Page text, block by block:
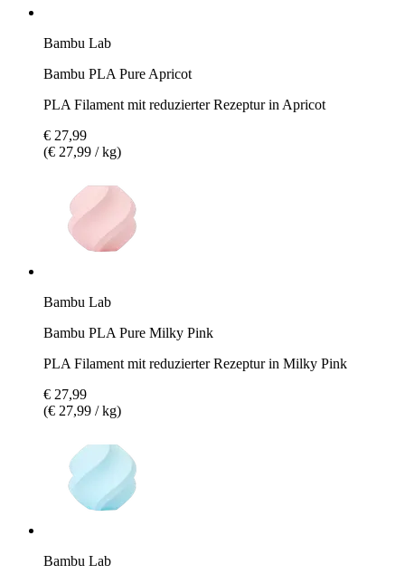
Bambu Lab
Bambu PLA Pure Apricot
PLA Filament mit reduzierter Rezeptur in Apricot
€ 27,99
(€ 27,99 / kg)
Bambu Lab
Bambu PLA Pure Milky Pink
PLA Filament mit reduzierter Rezeptur in Milky Pink
€ 27,99
(€ 27,99 / kg)
Bambu Lab